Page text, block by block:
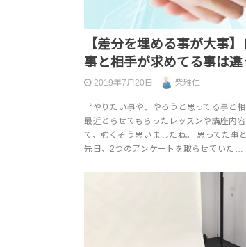
【差分を埋める事が大事
事と相手が求めてる事は違
2019年7月20日 柴雅仁
〝やりたい事や、やろうと思ってる事と
最近とらせてもらったレッスンや講座内
て、強くそう思いましたね。 思ってた事
先日、2つのアンケートを取らせていた…